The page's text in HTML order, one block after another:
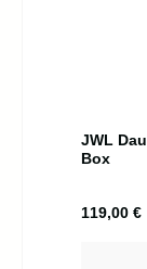
JWL
Box
Regulärer
119,00 €